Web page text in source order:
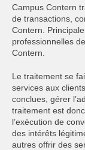
Campus Contern
de transactions,
Contern.
professionnelles
Contern.
Le traitement se
services aux
conclues, gérer
traitement est
l’exécution de
des intérêts
autres offrir des